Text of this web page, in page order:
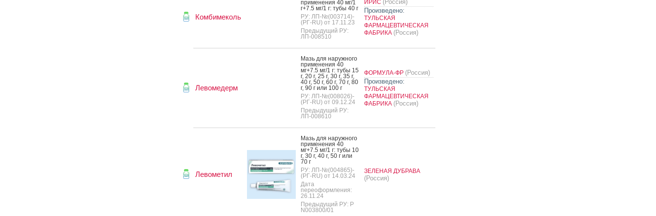
Комбимеколь
при­мене­ния 40 мг/1
г+7.5 мг/1 г: ту­бы 40 г
РУ: ЛП-№(003714)-
(РГ-RU) от 17.11.23
Предыдущий РУ:
ЛП-008510
ИРИС (Россия)
Произведено:
ТУЛЬСКАЯ
ФАРМАЦЕВТИЧЕСКАЯ
ФАБРИКА (Россия)
Левомедерм
Мазь для на­руж­но­го
при­мене­ния 40
мг+7.5 мг/1 г: ту­бы 15
г, 20 г, 25 г, 30 г, 35 г,
40 г, 50 г, 60 г, 70 г, 80
г, 90 г или 100 г
РУ: ЛП-№(008026)-
(РГ-RU) от 09.12.24
Предыдущий РУ:
ЛП-008610
ФОРМУЛА-ФР (Россия)
Произведено:
ТУЛЬСКАЯ
ФАРМАЦЕВТИЧЕСКАЯ
ФАБРИКА (Россия)
Левометил
Мазь для на­руж­но­го
при­мене­ния 40
мг+7.5 мг/1 г: ту­бы 10
г, 30 г, 40 г, 50 г или
70 г
РУ: ЛП-№(004865)-
(РГ-RU) от 14.03.24
Дата
переоформления:
26.11.24
Предыдущий РУ: Р
N003800/01
ЗЕЛЕНАЯ ДУБРАВА
(Россия)